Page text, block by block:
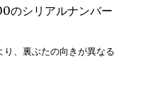
のシリアルナンバー
り、裏ぶたの向きが異なる